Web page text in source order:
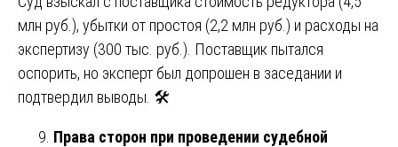
млн руб.), убытки от простоя (2,2 млн руб.) и расходы на
экспертизу (300 тыс. руб.). Поставщик пытался
оспорить, но эксперт был допрошен в заседании и
подтвердил выводы. 🛠️
Права сторон при проведении судебной